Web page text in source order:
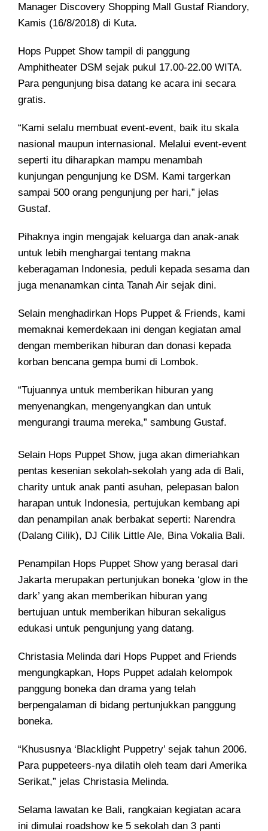
Manager Discovery Shopping Mall Gustaf Riandory,
Kamis (16/8/2018) di Kuta.
Hops Puppet Show tampil di panggung
Amphitheater DSM sejak pukul 17.00-22.00 WITA.
Para pengunjung bisa datang ke acara ini secara
gratis.
“Kami selalu membuat event-event, baik itu skala
nasional maupun internasional. Melalui event-event
seperti itu diharapkan mampu menambah
kunjungan pengunjung ke DSM. Kami targerkan
sampai 500 orang pengunjung per hari,” jelas
Gustaf.
Pihaknya ingin mengajak keluarga dan anak-anak
untuk lebih menghargai tentang makna
keberagaman Indonesia, peduli kepada sesama dan
juga menanamkan cinta Tanah Air sejak dini.
Selain menghadirkan Hops Puppet & Friends, kami
memaknai kemerdekaan ini dengan kegiatan amal
dengan memberikan hiburan dan donasi kepada
korban bencana gempa bumi di Lombok.
“Tujuannya untuk memberikan hiburan yang
menyenangkan, mengenyangkan dan untuk
mengurangi trauma mereka,” sambung Gustaf.
Selain Hops Puppet Show, juga akan dimeriahkan
pentas kesenian sekolah-sekolah yang ada di Bali,
charity untuk anak panti asuhan, pelepasan balon
harapan untuk Indonesia, pertujukan kembang api
dan penampilan anak berbakat seperti: Narendra
(Dalang Cilik), DJ Cilik Little Ale, Bina Vokalia Bali.
Penampilan Hops Puppet Show yang berasal dari
Jakarta merupakan pertunjukan boneka ‘glow in the
dark’ yang akan memberikan hiburan yang
bertujuan untuk memberikan hiburan sekaligus
edukasi untuk pengunjung yang datang.
Christasia Melinda dari Hops Puppet and Friends
mengungkapkan, Hops Puppet adalah kelompok
panggung boneka dan drama yang telah
berpengalaman di bidang pertunjukkan panggung
boneka.
“Khususnya ‘Blacklight Puppetry’ sejak tahun 2006.
Para puppeteers-nya dilatih oleh team dari Amerika
Serikat,” jelas Christasia Melinda.
Selama lawatan ke Bali, rangkaian kegiatan acara
ini dimulai roadshow ke 5 sekolah dan 3 panti